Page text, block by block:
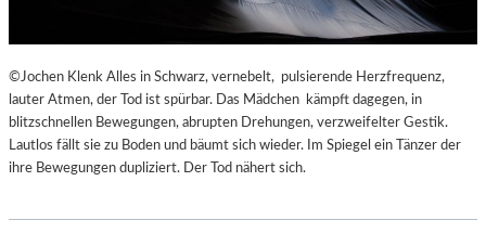
©Jochen Klenk Alles in Schwarz, vernebelt, pulsierende Herzfrequenz,
lauter Atmen, der Tod ist spürbar. Das Mädchen kämpft dagegen, in
blitzschnellen Bewegungen, abrupten Drehungen, verzweifelter Gestik.
Lautlos fällt sie zu Boden und bäumt sich wieder. Im Spiegel ein Tänzer der
ihre Bewegungen dupliziert. Der Tod nähert sich.